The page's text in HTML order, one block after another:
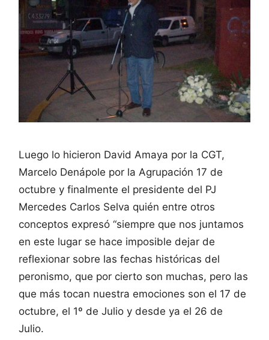
Luego lo hicieron David Amaya por la CGT,
Marcelo Denápole por la Agrupación 17 de
octubre y finalmente el presidente del PJ
Mercedes Carlos Selva quién entre otros
conceptos expresó “siempre que nos juntamos
en este lugar se hace imposible dejar de
reflexionar sobre las fechas históricas del
peronismo, que por cierto son muchas, pero las
que más tocan nuestra emociones son el 17 de
octubre, el 1º de Julio y desde ya el 26 de
Julio.